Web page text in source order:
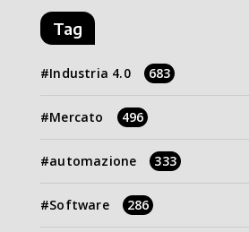
Tag
Industria 4.0 683
Mercato 496
automazione 333
Software 286